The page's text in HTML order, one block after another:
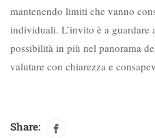
mantenendo limiti che vanno
individuali. L’invito è a guardare
possibilità in più nel panorama
valutare con chiarezza e
Share: